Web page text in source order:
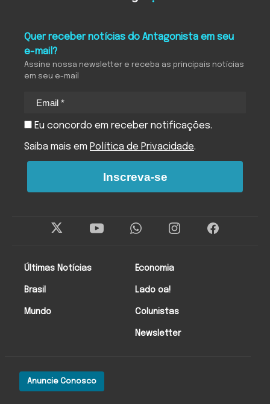
Anuncie Conosco
Últimas Notícias
Brasil
Mundo
Economia
Lado oa!
Colunistas
Newsletter
Quer receber notícias do Antagonista em seu
e-mail?
Assine nossa newsletter e receba as principais notícias
em seu e-mail
Eu concordo em receber notificações.
Saiba mais em Política de Privacidade.
Inscreva-se